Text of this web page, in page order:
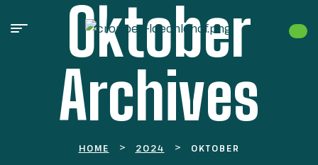
Oktober
Archives
HOME > 2024 > OKTOBER